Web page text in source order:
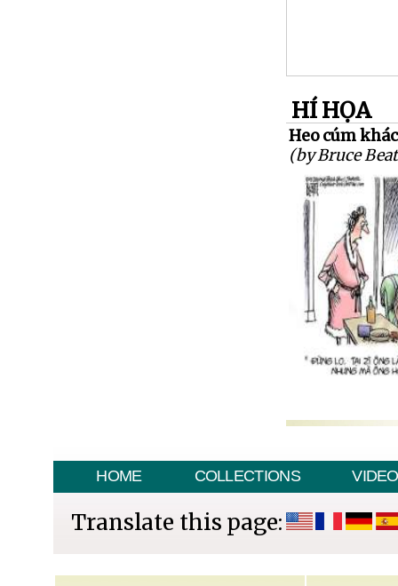
HÍ HỌA
Heo cúm
(by Bruce
HOME COLLECTIONS VIDEO
Translate this page: